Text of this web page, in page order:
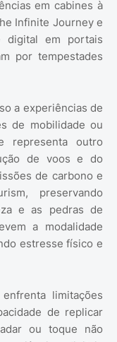
em cabines à
Infinite Journey e
digital em portais
por tempestades
a experiências de
de mobilidade ou
representa outro
de voos e do
de carbono e
preservando
e as pedras de
a modalidade
estresse físico e
limitações
de replicar
ou toque não